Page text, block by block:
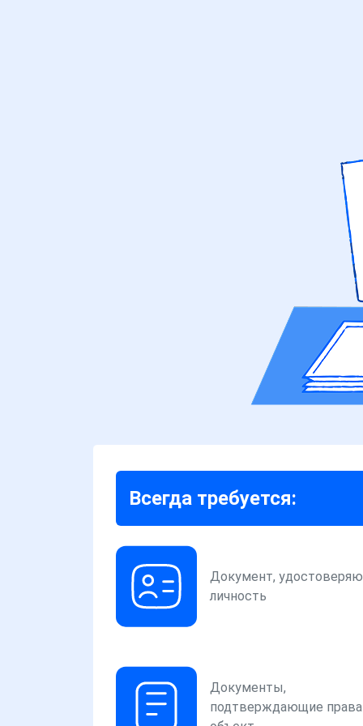
Всегда требуется:
Документ,
личность
Документы,
подтверждающие права